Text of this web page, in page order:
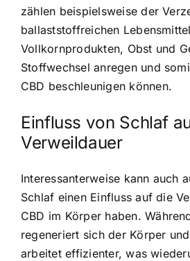
zählen beispielsweise der
ballaststoffreichen
Vollkornprodukten, Obst und
Stoffwechsel anregen und
CBD beschleunigen können.
Einfluss von Schlaf
Verweildauer
Interessanterweise kann auch
Schlaf einen Einfluss auf die
CBD im Körper haben.
regeneriert sich der Körper
arbeitet effizienter, was